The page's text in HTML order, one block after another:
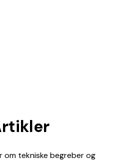
om tekniske begreber og